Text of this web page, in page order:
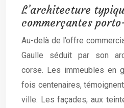
L’architecture
commerçantes
Au-delà de l’offre
Gaulle séduit par son
corse. Les immeubles en
fois centenaires,
ville. Les façades, aux